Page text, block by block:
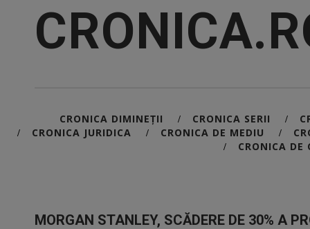
CRONICA DIMINEȚII / CRONICA SERII /
/ CRONICA JURIDICA / CRONICA DE MEDIU /
/ CRONICA DE
MORGAN STANLEY, SCĂDERE DE 30% A